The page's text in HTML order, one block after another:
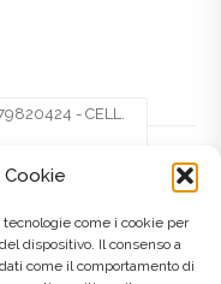
Cookie
come i cookie per
dispositivo. Il consenso a
come il comportamento di
- CELL.
Pinterest